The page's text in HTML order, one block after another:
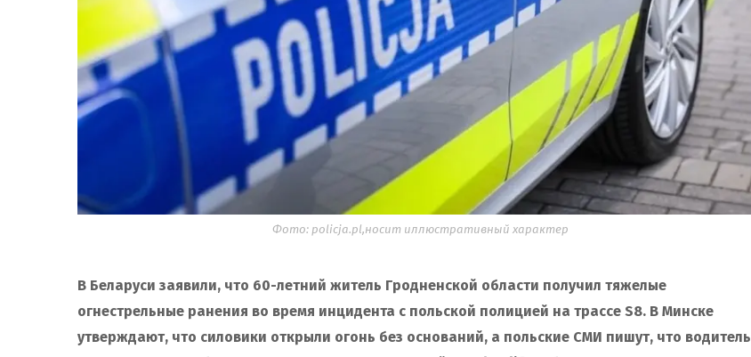
Фото: policja.pl,носит иллюстративный характер
В Беларуси заявили, что 60-летний житель Гродненской области получил тяжелые
огнестрельные ранения во время инцидента с польской полицией на трассе S8. В Минске
утверждают, что силовики открыли огонь без оснований, а польские СМИ пишут, что водитель